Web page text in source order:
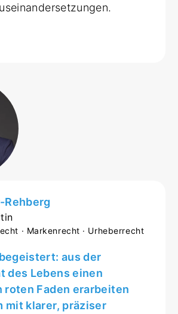
Rehberg
· Markenrecht · Urheberrecht
aus der
des Lebens einen
roten Faden erarbeiten
mit klarer, präziser